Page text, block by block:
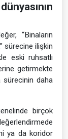
“Binaların
sürecine ilişkin
eski ruhsatlı
getirmekte
sürecinin daha
birçok
ya da koridor